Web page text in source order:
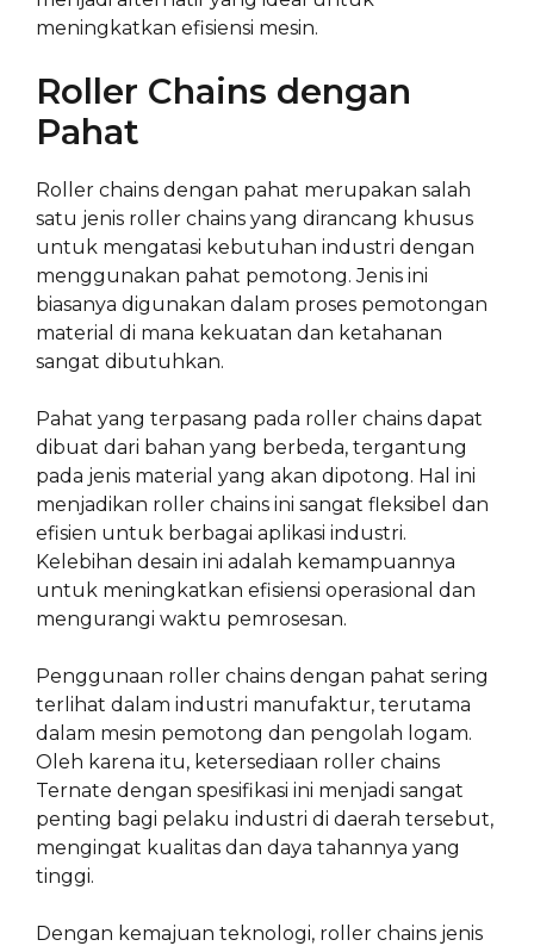
meningkatkan efisiensi mesin.
Roller Chains dengan
Pahat
Roller chains dengan pahat merupakan salah
satu jenis roller chains yang dirancang khusus
untuk mengatasi kebutuhan industri dengan
menggunakan pahat pemotong. Jenis ini
biasanya digunakan dalam proses pemotongan
material di mana kekuatan dan ketahanan
sangat dibutuhkan.
Pahat yang terpasang pada roller chains dapat
dibuat dari bahan yang berbeda, tergantung
pada jenis material yang akan dipotong. Hal ini
menjadikan roller chains ini sangat fleksibel dan
efisien untuk berbagai aplikasi industri.
Kelebihan desain ini adalah kemampuannya
untuk meningkatkan efisiensi operasional dan
mengurangi waktu pemrosesan.
Penggunaan roller chains dengan pahat sering
terlihat dalam industri manufaktur, terutama
dalam mesin pemotong dan pengolah logam.
Oleh karena itu, ketersediaan roller chains
Ternate dengan spesifikasi ini menjadi sangat
penting bagi pelaku industri di daerah tersebut,
mengingat kualitas dan daya tahannya yang
tinggi.
Dengan kemajuan teknologi, roller chains jenis